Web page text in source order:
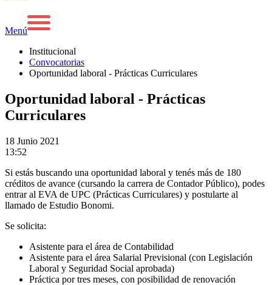
Menú
Institucional
Convocatorias
Oportunidad laboral - Prácticas Curriculares
Oportunidad laboral - Prácticas
Curriculares
18 Junio 2021
13:52
Si estás buscando una oportunidad laboral y tenés más de 180
créditos de avance (cursando la carrera de Contador Público), podes
entrar al EVA de UPC (Prácticas Curriculares) y postularte al
llamado de Estudio Bonomi.
Se solicita:
Asistente para el área de Contabilidad
Asistente para el área Salarial Previsional (con Legislación
Laboral y Seguridad Social aprobada)
Práctica por tres meses, con posibilidad de renovación